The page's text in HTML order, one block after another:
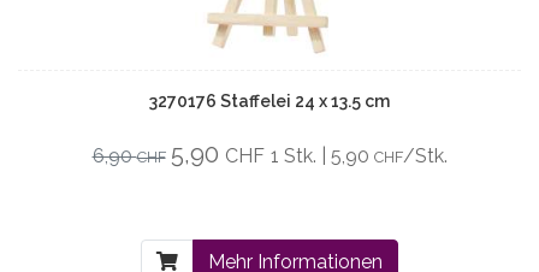
3270176 Staffelei 24 x 13.5 cm
6,90CHF 5,90 CHF 1 Stk. | 5,90 CHF/Stk.
Mehr Informationen